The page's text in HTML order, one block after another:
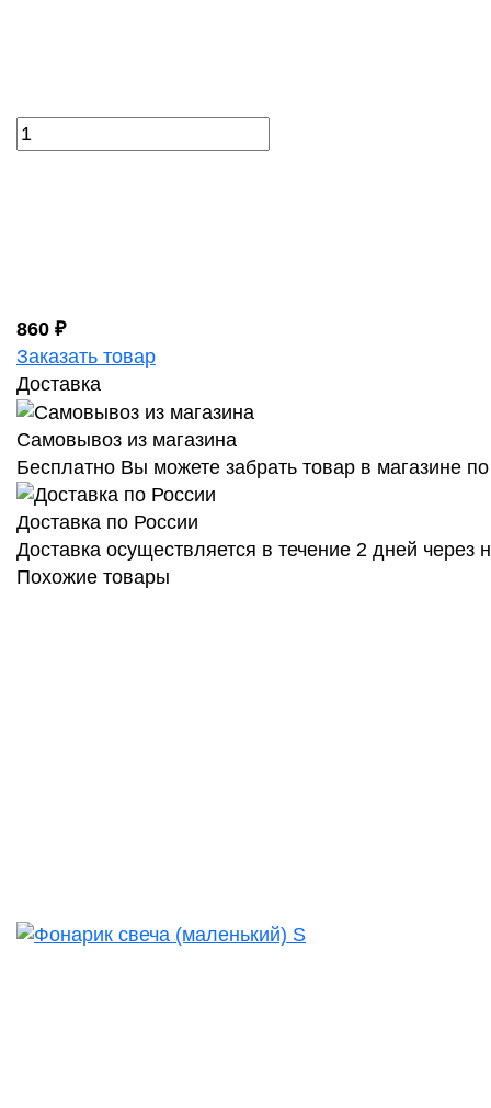
860 ₽
Заказать товар
Доставка
Самовывоз из магазина
Бесплатно Вы можете забрать товар в магазине
Доставка по России
Доставка осуществляется в течение 2 дней
Похожие товары